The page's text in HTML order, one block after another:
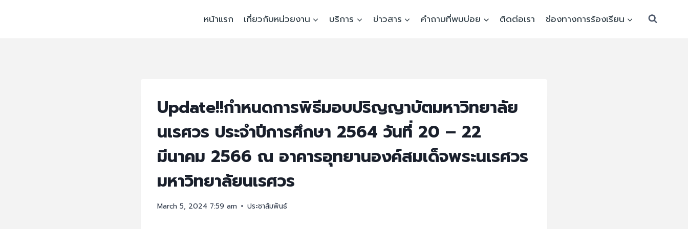
หน้าแรก เกี่ยวกับหน่วยงาน บริการ ข่าวสาร คำถามที่พบบ่อย ติดต่อเรา ช่องทางการร้องเรียน
Update!!กำหนดการพิธีมอบปริญญาบัตมหาวิทยาลัย
นเรศวร ประจำปีการศึกษา 2564 วันที่ 20 – 22
มีนาคม 2566 ณ อาคารอุทยานองค์สมเด็จพระนเรศวร
มหาวิทยาลัยนเรศวร
March 5, 2024 7:59 am ประชาสัมพันธ์